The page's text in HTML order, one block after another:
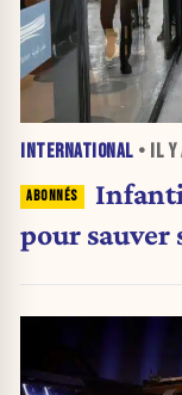
INTERNATIONAL • IL Y
pour sauver